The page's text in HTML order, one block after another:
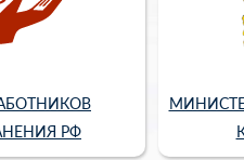
РФ